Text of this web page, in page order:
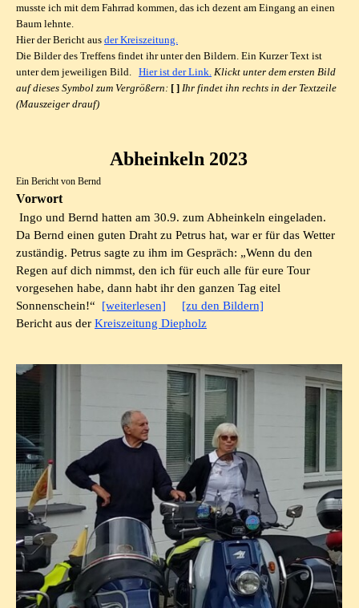
musste ich mit dem Fahrrad kommen, das ich dezent am Eingang an einen
Baum lehnte.
Hier der Bericht aus der Kreiszeitung.
Die Bilder des Treffens findet ihr unter den Bildern. Ein Kurzer Text ist
unter dem jeweiligen Bild. Hier ist der Link. Klickt unter dem ersten Bild
auf dieses Symbol zum Vergrößern: [ ] Ihr findet ihn rechts in der Textzeile
(Mauszeiger drauf)
Abheinkeln 2023
Ein Bericht von Bernd
Vorwort
Ingo und Bernd hatten am 30.9. zum Abheinkeln eingeladen.
Da Bernd einen guten Draht zu Petrus hat, war er für das Wetter
zuständig. Petrus sagte zu ihm im Gespräch: „Wenn du den
Regen auf dich nimmst, den ich für euch alle für eure Tour
vorgesehen habe, dann habt ihr den ganzen Tag eitel
Sonnenschein!“ [weiterlesen]
[zu den Bildern]
Bericht aus der Kreiszeitung Diepholz